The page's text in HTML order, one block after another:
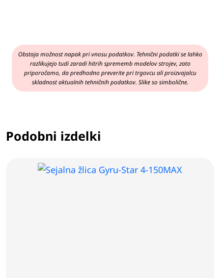
Obstaja možnost napak pri vnosu podatkov. Tehnični podatki se lahko
razlikujejo tudi zaradi hitrih sprememb modelov strojev, zato
priporočamo, da predhodno preverite pri trgovcu ali proizvajalcu
skladnost aktualnih tehničnih podatkov. Slike so simbolične.
Podobni izdelki